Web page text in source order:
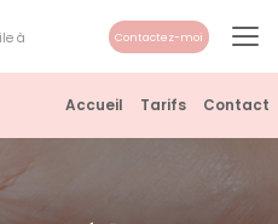
Accueil Tarifs Contact
Contactez-moi